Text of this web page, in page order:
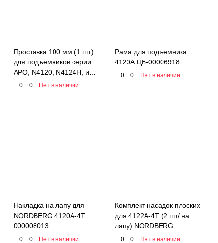
Проставка 100 мм (1 шт.)
для подъемников серии
APO, N4120, N4124H, и
траверс серии N423, N433
0 0 Нет в наличии
Рама для подъемника
4120A ЦБ-00006918
0 0 Нет в наличии
Накладка на лапу для
NORDBERG 4120A-4T
000008013
0 0 Нет в наличии
Комплект насадок плоских
для 4122A-4T (2 шт/ на
лапу) NORDBERG
000008287
0 0 Нет в наличии